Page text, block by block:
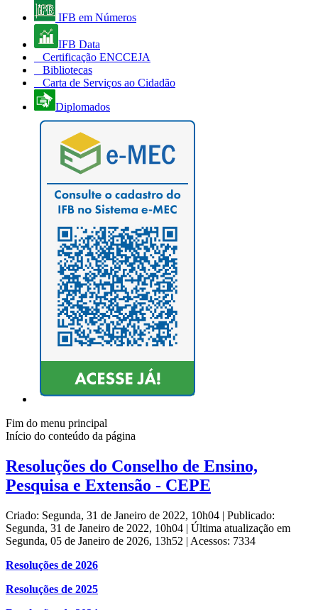
IFB em Números
IFB Data
Certificação ENCCEJA
Bibliotecas
Carta de Serviços ao Cidadão
Diplomados
Fim do menu principal
Início do conteúdo da página
Resoluções do Conselho de Ensino,
Pesquisa e Extensão - CEPE
Criado: Segunda, 31 de Janeiro de 2022, 10h04 | Publicado:
Segunda, 31 de Janeiro de 2022, 10h04 | Última atualização em
Segunda, 05 de Janeiro de 2026, 13h52 | Acessos: 7334
Resoluções de 2026
Resoluções de 2025